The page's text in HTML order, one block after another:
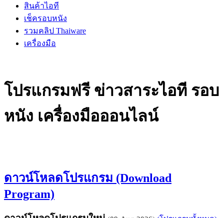
สินค้าไอที
เช็ครอบหนัง
รวมคลิป Thaiware
เครื่องมือ
โปรแกรมฟรี ข่าวสาระไอที รอบ
หนัง เครื่องมือออนไลน์
ดาวน์โหลดโปรแกรม (Download
Program)